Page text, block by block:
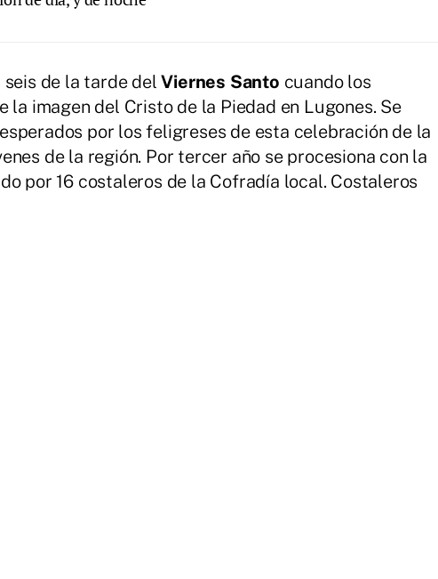
seis de la tarde delViernes Santo cuando los
la imagen del Cristo de la Piedad en Lugones. Se
por los feligreses de esta celebración de la
de la región. Por tercer año se procesiona con la
por 16 costaleros de la Cofradía local. Costaleros